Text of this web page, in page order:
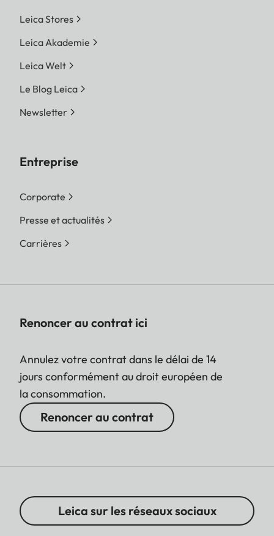
Leica Stores
Leica Akademie
Leica Welt
Le Blog Leica
Newsletter
Entreprise
Corporate
Presse et actualités
Carrières
Renoncer au contrat ici
Annulez votre contrat dans le délai de 14
jours conformément au droit européen de
la consommation.
Renoncer au contrat
Leica sur les réseaux sociaux